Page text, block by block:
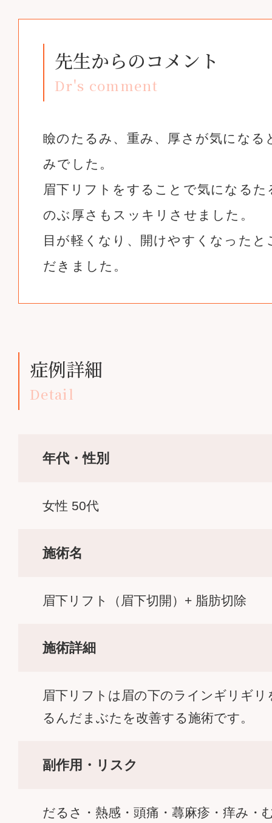
先生からのコメント
Dr's comment
瞼のたるみ、重み、厚さが気になる
みでした。
眉下リフトをすることで気になるた
のぶ厚さもスッキリさせました。
目が軽くなり、開けやすくなったと
だきました。
症例詳細
Detail
年代・性別
女性 50代
施術名
眉下リフト（眉下切開）+ 脂肪切除
施術詳細
眉下リフトは眉の下のラインギリギリ
るんだまぶたを改善する施術です。
副作用・リスク
だるさ・熱感・頭痛・蕁麻疹・痒み・